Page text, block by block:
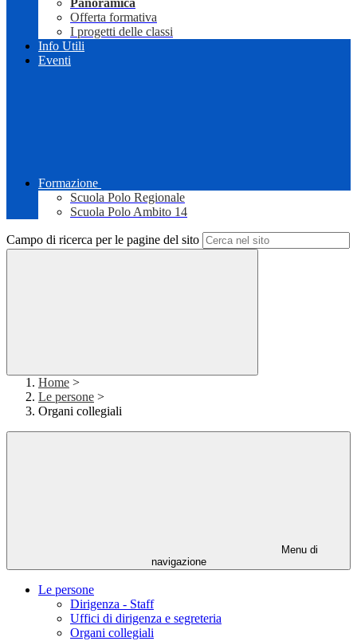
Panoramica
Offerta formativa
I progetti delle classi
Info Utili
Eventi
Formazione
Scuola Polo Regionale
Scuola Polo Ambito 14
Campo di ricerca per le pagine del sito
Home >
Le persone >
Organi collegiali
Menu di
navigazione
Le persone
Dirigenza - Staff
Uffici di dirigenza e segreteria
Organi collegiali